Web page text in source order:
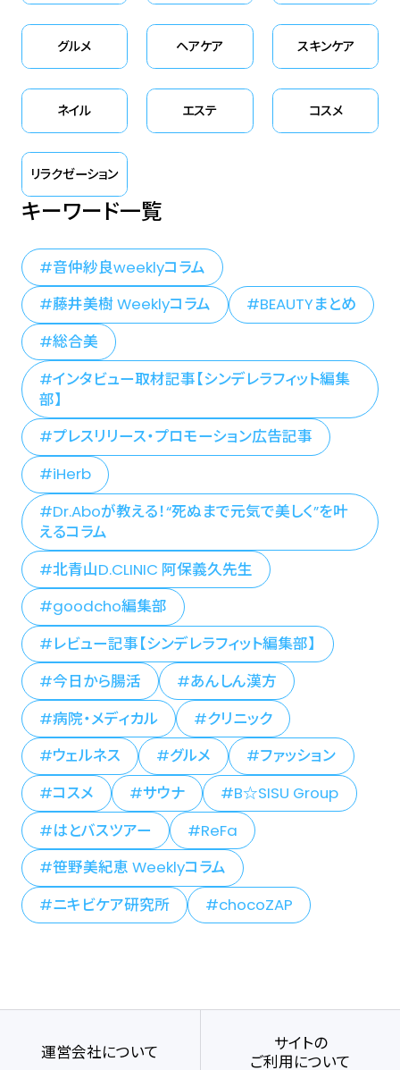
グルメ ヘアケア スキンケア
ネイル エステ コスメ
リラクゼーション
キーワード一覧
音仲紗良weeklyコラム
藤井美樹 Weeklyコラム
BEAUTYまとめ
総合美
インタビュー取材記事【シンデレラフィット編集
部】
プレスリリース・プロモーション広告記事
iHerb
Dr.Aboが教える！“死ぬまで元気で美しく”を叶
えるコラム
北青山D.CLINIC 阿保義久先生
goodcho編集部
レビュー記事【シンデレラフィット編集部】
今日から腸活
あんしん漢方
病院・メディカル
クリニック
ウェルネス
グルメ
ファッション
コスメ
サウナ
B☆SISU Group
はとバスツアー
ReFa
笹野美紀恵 Weeklyコラム
ニキビケア研究所
chocoZAP
運営会社について
サイトの
ご利用について